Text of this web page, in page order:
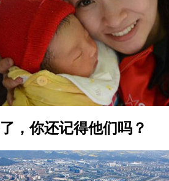
，你还记得他们吗？